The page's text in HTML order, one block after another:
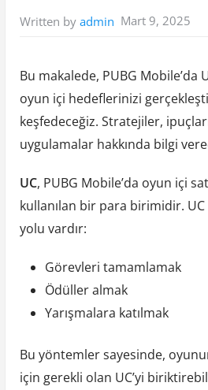
Written by admin Mart 9, 2025
Bu makalede, PUBG Mobile’da
oyun içi hedeflerinizi
keşfedeceğiz. Stratejiler,
uygulamalar hakkında bilgi
UC, PUBG Mobile’da oyun içi
kullanılan bir para birimidir. UC
yolu vardır:
Görevleri tamamlamak
Ödüller almak
Yarışmalara katılmak
Bu yöntemler sayesinde,
için gerekli olan UC’yi